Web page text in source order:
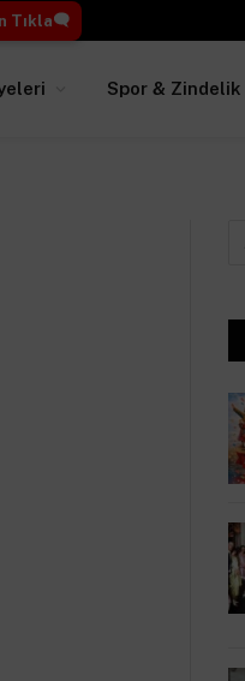
Tıkla
Spor & Zindelik